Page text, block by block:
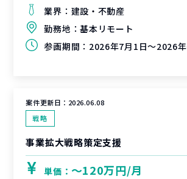
業界： 建設・不動産
勤務地：基本リモート
参画期間： 2026年7月1日～2026年9月31日
案件更新日： 2026.06.08
戦略
事業拡大戦略策定支援
単価： 〜120万円/月